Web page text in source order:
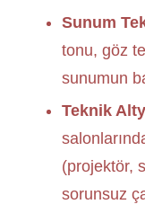
Sunum
tonu, göz
sunumun
Teknik
(projektör,
sorunsuz